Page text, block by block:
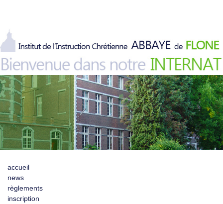
accueil
news
règlements
inscription